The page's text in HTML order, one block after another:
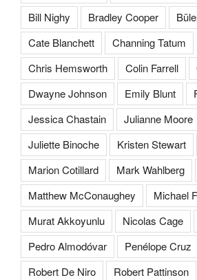
Bill Nighy
Bradley Cooper
Cate Blanchett
Channing Tatum
Chris Hemsworth
Colin Farrell
Dwayne Johnson
Emily Blunt
Jessica Chastain
Julianne Moore
Juliette Binoche
Kristen Stewart
Marion Cotillard
Mark Wahlberg
Matthew McConaughey
Michael
Murat Akkoyunlu
Nicolas Cage
Pedro Almodóvar
Penélope Cruz
Robert De Niro
Robert Pattinson